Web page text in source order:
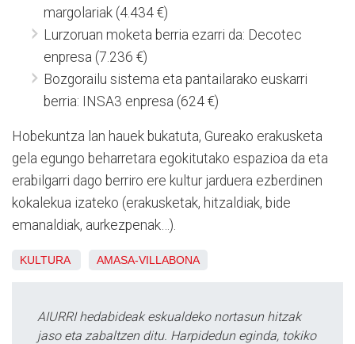
margolariak (4.434 €)
Lurzoruan moketa berria ezarri da: Decotec
enpresa (7.236 €)
Bozgorailu sistema eta pantailarako euskarri
berria: INSA3 enpresa (624 €)
Hobekuntza lan hauek bukatuta, Gureako erakusketa
gela egungo beharretara egokitutako espazioa da eta
erabilgarri dago berriro ere kultur jarduera ezberdinen
kokalekua izateko (erakusketak, hitzaldiak, bide
emanaldiak, aurkezpenak…).
KULTURA AMASA-VILLABONA
AIURRI hedabideak eskualdeko nortasun hitzak
jaso eta zabaltzen ditu. Harpidedun eginda, tokiko